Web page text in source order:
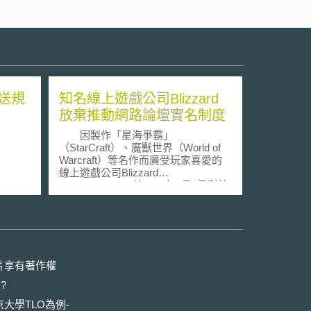
規
知名線上遊戲公司Blizzard
放棄推動網路論壇實名制度
因製作「星海爭霸」
（StarCraft）、魔獸世界（World of
Warcraft）等名作而廣受玩家喜愛的
線上遊戲公司Blizzard
Entertainment，於2010年7月7月對外
宣布，將針對旗下遊戲的官方網路論
壇散布人身攻擊言論，或從事其他不
享有著作權
大學TLO為例-